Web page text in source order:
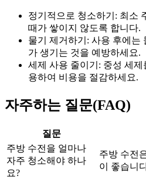
정기적으로 청소하기: 최소
때가 쌓이지 않도록 합니다.
물기 제거하기: 사용 후에는
가 생기는 것을 예방하세요.
세제 사용 줄이기: 중성 세
용하여 비용을 절감하세요.
자주하는 질문(FAQ)
질문
주방 수전을 얼마나
자주 청소해야 하나
요?
주방 수전
이 좋습니